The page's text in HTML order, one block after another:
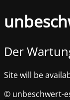
Der
Site will be
© unbeschwert-